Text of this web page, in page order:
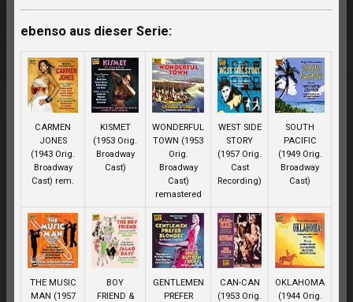
ebenso aus dieser Serie:
CARMEN
JONES
(1943 Orig.
Broadway
Cast) rem.
KISMET
(1953 Orig.
Broadway
Cast)
WONDERFUL
TOWN (1953
Orig.
Broadway
Cast)
remastered
WEST SIDE
STORY
(1957 Orig.
Cast
Recording)
SOUTH
PACIFIC
(1949 Orig.
Broadway
Cast)
THE MUSIC
MAN (1957
BOY
FRIEND &
GENTLEMEN
PREFER
CAN-CAN
(1953 Orig.
OKLAHOMA
(1944 Orig.